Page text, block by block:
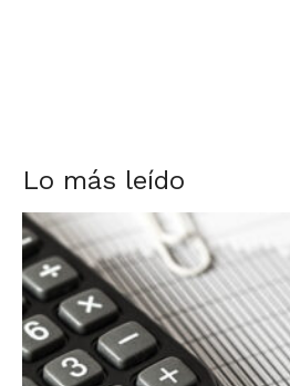
Lo más leído